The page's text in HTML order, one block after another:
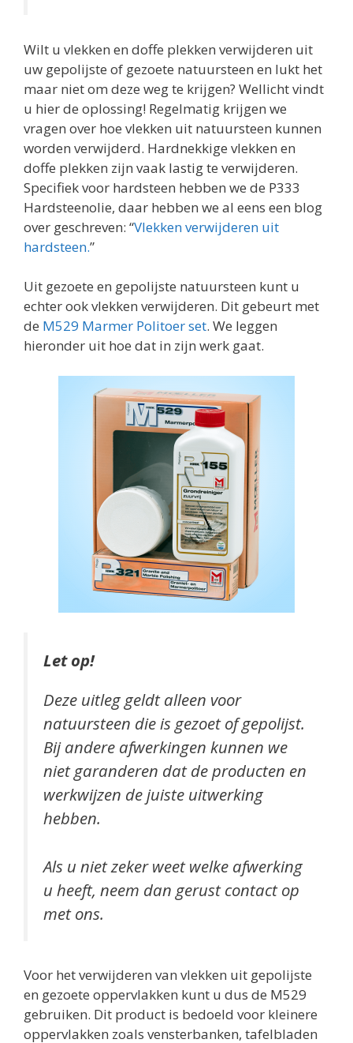
Wilt u vlekken en doffe plekken verwijderen uit
uw gepolijste of gezoete natuursteen en lukt het
maar niet om deze weg te krijgen? Wellicht vindt
u hier de oplossing! Regelmatig krijgen we
vragen over hoe vlekken uit natuursteen kunnen
worden verwijderd. Hardnekkige vlekken en
doffe plekken zijn vaak lastig te verwijderen.
Specifiek voor hardsteen hebben we de P333
Hardsteenolie, daar hebben we al eens een blog
over geschreven: “Vlekken verwijderen uit
hardsteen.”
Uit gezoete en gepolijste natuursteen kunt u
echter ook vlekken verwijderen. Dit gebeurt met
de M529 Marmer Politoer set. We leggen
hieronder uit hoe dat in zijn werk gaat.
Let op!
Deze uitleg geldt alleen voor
natuursteen die is gezoet of gepolijst.
Bij andere afwerkingen kunnen we
niet garanderen dat de producten en
werkwijzen de juiste uitwerking
hebben.
Als u niet zeker weet welke afwerking
u heeft, neem dan gerust contact op
met ons.
Voor het verwijderen van vlekken uit gepolijste
en gezoete oppervlakken kunt u dus de M529
gebruiken. Dit product is bedoeld voor kleinere
oppervlakken zoals vensterbanken, tafelbladen